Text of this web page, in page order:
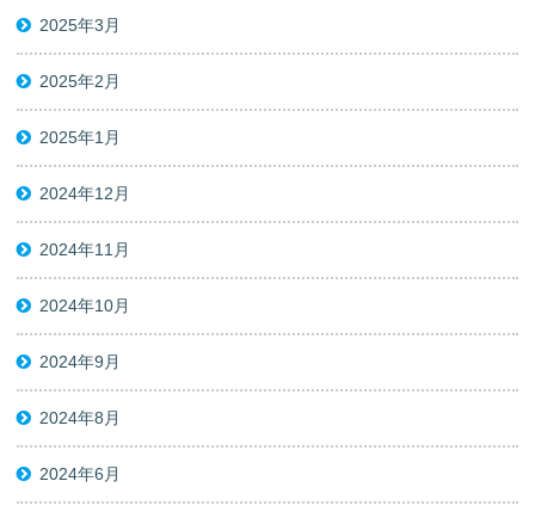
2025年3月
2025年2月
2025年1月
2024年12月
2024年11月
2024年10月
2024年9月
2024年8月
2024年6月